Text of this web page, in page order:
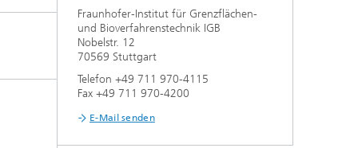
Fraunhofer-Institut für Grenzflächen-
und Bioverfahrenstechnik IGB
Nobelstr. 12
70569 Stuttgart
Telefon +49 711 970-4115
Fax +49 711 970-4200
E-Mail senden